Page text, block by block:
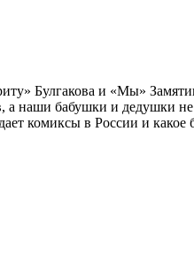
Булгакова и «Мы»
наши бабушки и дедушки
комиксы в России и какое